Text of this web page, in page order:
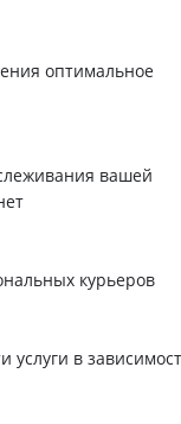
оптимальное
вашей
курьеров
услуги в